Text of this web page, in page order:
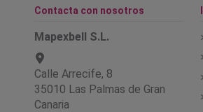
Contacta con nosotros
Mapexbell S.L.
Calle Arrecife, 8
35010 Las Palmas de Gran
Canaria